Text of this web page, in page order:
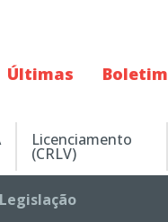
Últimas Boletim
Licenciamento
(CRLV)